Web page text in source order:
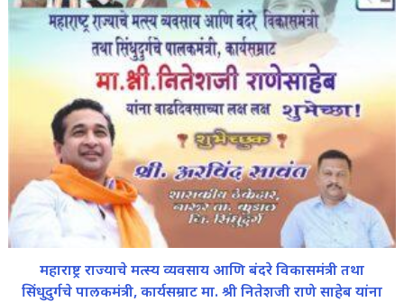
महाराष्ट्र राज्याचे मत्स्य व्यवसाय आणि बंदरे विकासमंत्री तथा
सिंधुदुर्गचे पालकमंत्री, कार्यसम्राट मा. श्री नितेशजी राणे साहेब यांना